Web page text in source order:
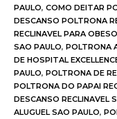
PAULO, COMO DEITAR
DESCANSO POLTRONA
RECLINAVEL PARA
SAO PAULO, POLTRONA
DE HOSPITAL
PAULO, POLTRONA DE
POLTRONA DO PAPAI
DESCANSO RECLINAVEL
ALUGUEL SAO PAULO,